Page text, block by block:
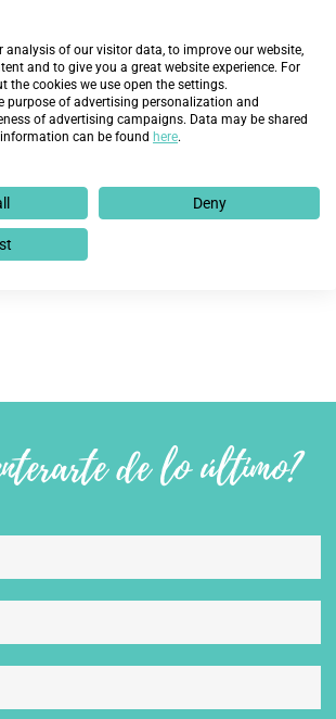
y Fundación Integra prevén
Vidas’
de lo último?
analysis of our visitor data, to improve our website,
and to give you a great website experience. For
the cookies we use open the settings.
purpose of advertising personalization and
of advertising campaigns. Data may be shared
can be found here.
Deny